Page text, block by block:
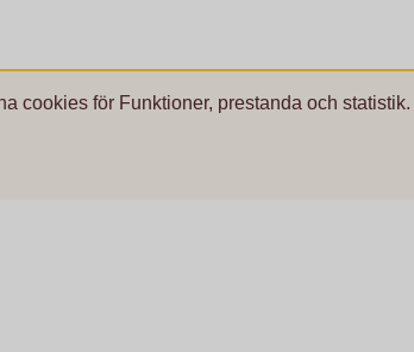
cookies för Funktioner, prestanda och statistik.